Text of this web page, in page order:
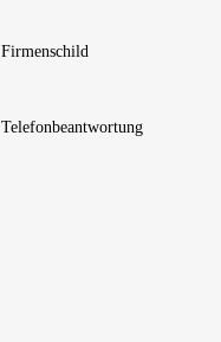
Firmenschild
Telefonbeantwortung